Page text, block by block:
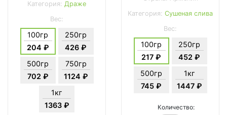
Категория: Драже
Вес:
100гр
204 ₽
250гр
426 ₽
500гр
702 ₽
750гр
1124 ₽
1кг
1363 ₽
Категория: Сушеная слива
Вес:
100гр
217 ₽
250гр
452 ₽
500гр
745 ₽
1кг
1447 ₽
Количество: